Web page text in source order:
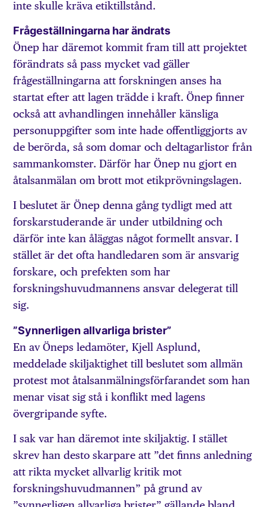
inte skulle kräva etiktillstånd.
Frågeställningarna har ändrats
Önep har däremot kommit fram till att projektet
förändrats så pass mycket vad gäller
frågeställningarna att forskningen anses ha
startat efter att lagen trädde i kraft. Önep finner
också att avhandlingen innehåller känsliga
personuppgifter som inte hade offentliggjorts av
de berörda, så som domar och deltagarlistor från
sammankomster. Därför har Önep nu gjort en
åtalsanmälan om brott mot etikprövningslagen.
I beslutet är Önep denna gång tydligt med att
forskarstuderande är under utbildning och
därför inte kan åläggas något formellt ansvar. I
stället är det ofta handledaren som är ansvarig
forskare, och prefekten som har
forskningshuvudmannens ansvar delegerat till
sig.
”Synnerligen allvarliga brister”
En av Öneps ledamöter, Kjell Asplund,
meddelade skiljaktighet till beslutet som allmän
protest mot åtalsanmälningsförfarandet som han
menar visat sig stå i konflikt med lagens
övergripande syfte.
I sak var han däremot inte skiljaktig. I stället
skrev han desto skarpare att ”det finns anledning
att rikta mycket allvarlig kritik mot
forskningshuvudmannen” på grund av